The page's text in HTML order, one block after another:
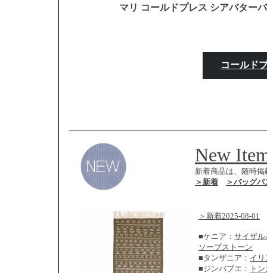
マリ コールドプレス シアバター
コールド
New
新着商品は、随時
＞新着
＞バッグ
＞新着2025-08-01
■ケニア： サイザル
ソープストーン
■タンザニア： イ
■ジンバブエ： ト